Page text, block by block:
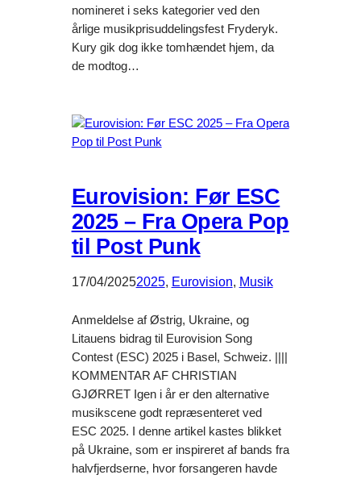
nomineret i seks kategorier ved den
årlige musikprisuddelingsfest Fryderyk.
Kury gik dog ikke tomhændet hjem, da
de modtog…
Eurovision: Før ESC
2025 – Fra Opera Pop
til Post Punk
17/04/20252025, Eurovision, Musik
Anmeldelse af Østrig, Ukraine, og
Litauens bidrag til Eurovision Song
Contest (ESC) 2025 i Basel, Schweiz. ||||
KOMMENTAR AF CHRISTIAN
GJØRRET Igen i år er den alternative
musikscene godt repræsenteret ved
ESC 2025. I denne artikel kastes blikket
på Ukraine, som er inspireret af bands fra
halvfjerdserne, hvor forsangeren havde